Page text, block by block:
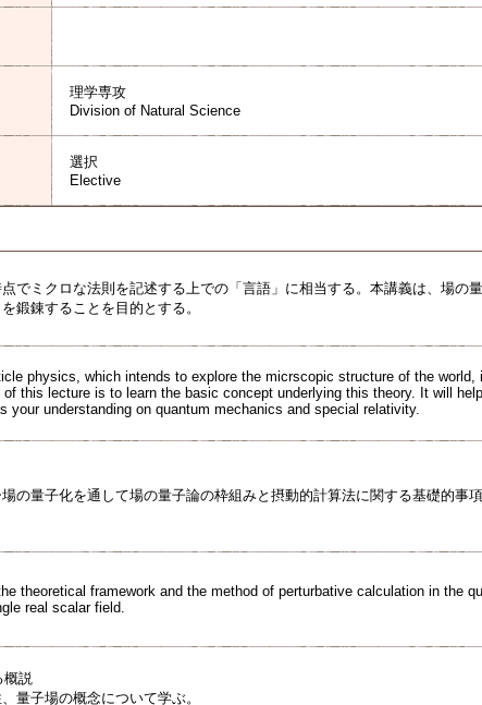
理学専攻
Division of Natural Science
選択
Elective
でミクロな法則を記述する上での「言語」に相当する。本講義は、場の
鍛錬することを目的とする。
physics, which intends to explore the micrscopic structure of the
of this lecture is to learn the basic concept underlying this theory. It will
your understanding on quantum mechanics and special relativity.
の量子化を通して場の量子論の枠組みと摂動的計算法に関する基礎的事
theoretical framework and the method of perturbative calculation in the
real scalar field.
概説
量子場の概念について学ぶ。